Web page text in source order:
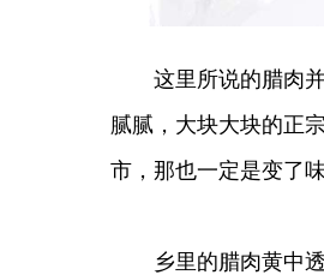
这里所说的腊肉并
腻腻，大块大块的正
市，那也一定是变了味
乡里的腊肉黄中透